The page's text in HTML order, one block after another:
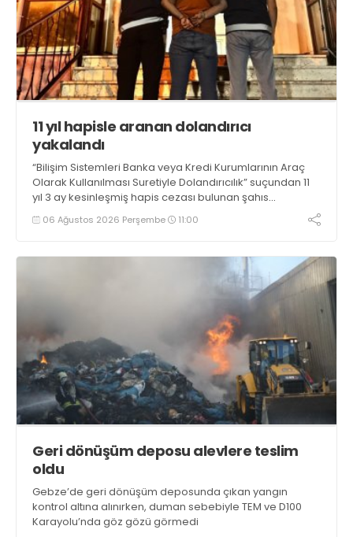
11 yıl hapisle aranan dolandırıcı
yakalandı
“Bilişim Sistemleri Banka veya Kredi Kurumlarının Araç
Olarak Kullanılması Suretiyle Dolandırıcılık” suçundan 11
yıl 3 ay kesinleşmiş hapis cezası bulunan şahıs
yakalandı
06 Ağustos 2026 Perşembe 11:00
Geri dönüşüm deposu alevlere teslim
oldu
Gebze’de geri dönüşüm deposunda çıkan yangın
kontrol altına alınırken, duman sebebiyle TEM ve D100
Karayolu’nda göz gözü görmedi